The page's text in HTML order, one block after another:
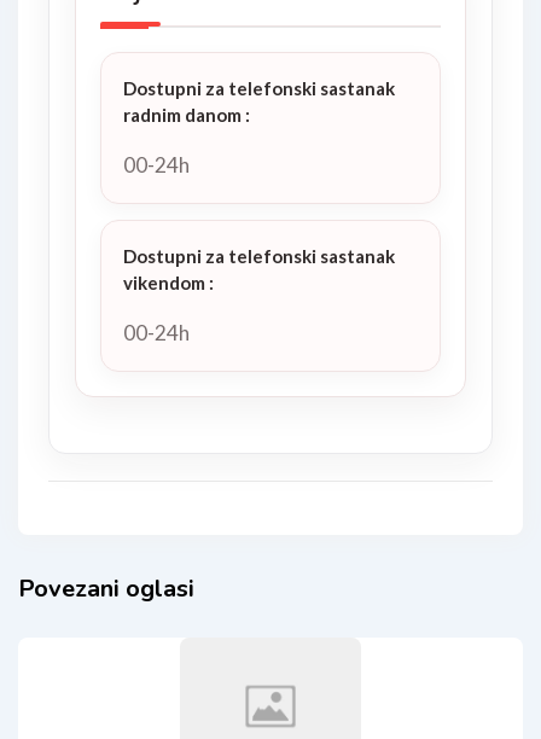
Dostupni za telefonski sastanak
radnim danom :
00-24h
Dostupni za telefonski sastanak
vikendom :
00-24h
Povezani oglasi